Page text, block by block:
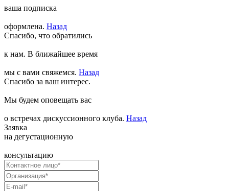
ваша подписка
оформлена. Назад
Спасибо, что обратились
к нам. В ближайшее время
мы с вами свяжемся. Назад
Спасибо за ваш интерес.
Мы будем оповещать вас
о встречах дискуссионного клуба. Назад
Заявка
на дегустационную
консультацию